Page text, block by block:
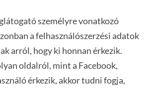
személyre vonatkozó
a felhasználószerzési adatok
arról, hogy ki honnan érkezik.
oldalról, mint a Facebook,
érkezik, akkor tudni fogja,